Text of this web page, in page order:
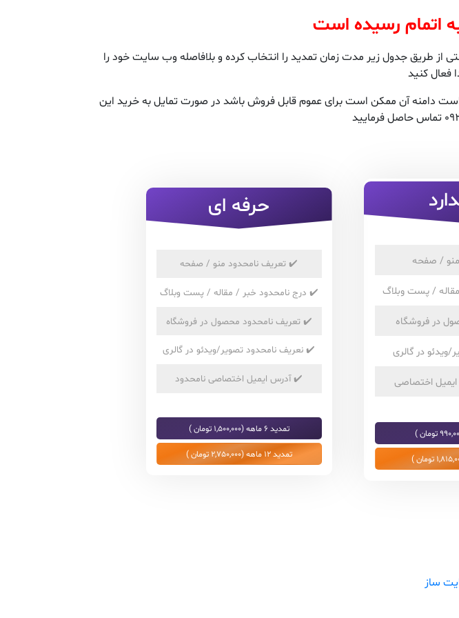
اتمام رسیده است
طریق جدول زیر مدت زمان تمدید را انتخاب کرده و بلافاصله وب سایت خود را
فعال کنید
دامنه آن ممکن است برای عموم قابل فروش باشد در صورت تمایل به خرید این
حرفه ای
✔️تعریف نامحدود منو / صفحه
✔️ درج نامحدود خبر / مقاله / پست وبلاگ
✔️تعریف نامحدود محصول در فروشگاه
✔️نعریف نامحدود تصویر/ویدئو در گالری
✔️آدرس ایمیل اختصاصی نامحدود
تمدید 6 ماهه (1,500,000 تومان )
تمدید 12 ماهه (2,750,000 تومان )
ساز